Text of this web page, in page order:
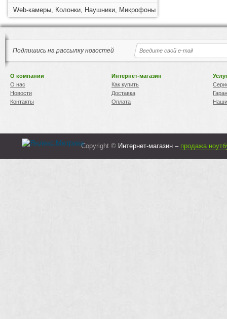
Web-камеры, Колонки, Наушники, Микрофоны
Подпишись на рассылку новостей
О компании
О нас
Новости
Контакты
Интернет-магазин
Как купить
Доставка
Оплата
Copyright © Интернет-магазин – продажа